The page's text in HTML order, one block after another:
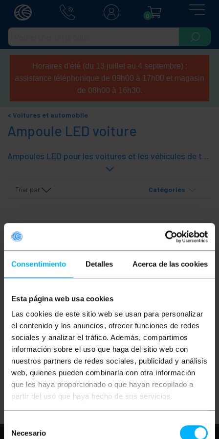
Consentimiento Detalles Acerca de las cookies
Esta página web usa cookies
Las cookies de este sitio web se usan para personalizar
el contenido y los anuncios, ofrecer funciones de redes
sociales y analizar el tráfico. Además, compartimos
información sobre el uso que haga del sitio web con
nuestros partners de redes sociales, publicidad y análisis
web, quienes pueden combinarla con otra información
que les haya proporcionado o que hayan recopilado a
partir del uso que haya hecho de sus servicios.
Selección
Necesario
0
Horaires d'été (du 13 juillet au 4 septembre) :
assistance téléphonique de 09h00 à 17h00 et magasin
de 08h00 à 16h30.
Voitures et automobile
Ampoule LED voiture
Ampoules LED pour les voitures et les véhicules de toutes sortes. La technologie LED a une faible consommation et plus efficace par rapport aux ampoules à incandescence ou halogènes traditionnelles. Ampoules LED sont fournis dans les formats/le plus populaire pour la compatibilité avec toutes les tailles d'ampoule formats de rechange. Outre luminosité LED est froide (lumière du jour), ce qui donne plus de visibilité dans les véhicules. BombiLla pour frais de scolarité, intérieur de voiture, etc. Livré avec T10, W5W, BA9S, BA15S, feston, C5W, connecteurs, etc.
Trier par Catégories
voiture 1W feston 41mm
PVP
1,32€
1,32€ VAT inc.
PVD
1,17€
Livraison immédiate
REF:
Quantité